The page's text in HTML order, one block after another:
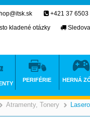
Atramenty, Tonery
+421 37 6503
kladené otázky
PERIFÉRIE HERNÁ